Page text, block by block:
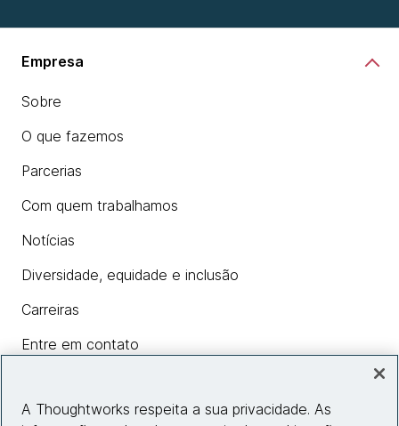
Empresa
Sobre
O que fazemos
Parcerias
Com quem trabalhamos
Notícias
Diversidade, equidade e inclusão
Carreiras
Entre em contato
Insights
A Thoughtworks respeita a sua privacidade. As